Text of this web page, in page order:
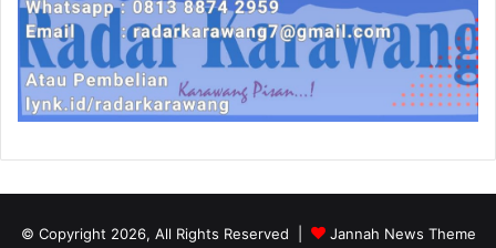
© Copyright 2026, All Rights Reserved | Jannah News Theme